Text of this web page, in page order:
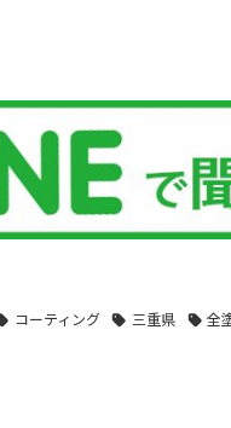
コーティング 三重県 全